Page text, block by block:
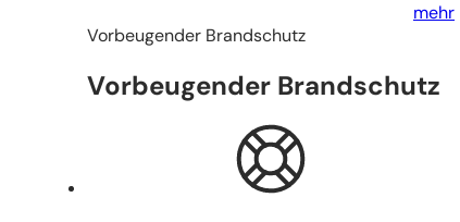
mehr
Vorbeugender Brandschutz
Vorbeugender Brandschutz